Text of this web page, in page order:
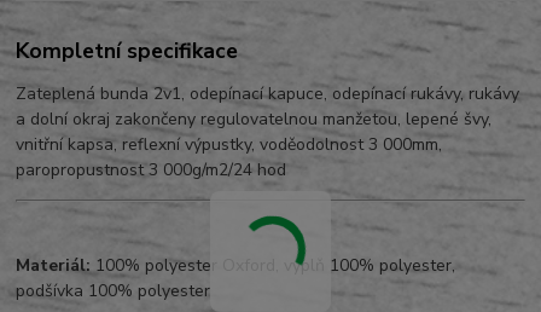
Kompletní specifikace
Zateplená bunda 2v1, odepínací kapuce, odepínací rukávy, rukávy
a dolní okraj zakončeny regulovatelnou manžetou, lepené švy,
vnitřní kapsa, reflexní výpustky, voděodolnost 3 000mm,
paropropustnost 3 000g/m2/24 hod
Materiál: 100% polyester Oxford, výplň 100% polyester,
podšívka 100% polyester